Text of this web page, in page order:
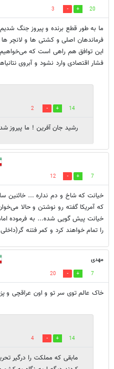
20
3
ما به طور قطع برنده و پیروز جنگ
فرماندهان اصلی و کشتی ها و لانچر ها
این توافق هم راهی است که می‌خواهیم
فشار اقتصادی وارد نشود و آبروی
14
2
رشید جان آفرین ! ما پیروز
7
12
خیانت که شاخ و دم نداره ...
که آمریکا گفته رو نوشتن و حالا
خیانت پیش گویی شده... به فرموده
را تمام خواهند کرد و کمر فتنه
مهدی
7
20
خاک عالم توی سر تو و اون عراقچی و
14
4
مابقی که مملکت را درگیر